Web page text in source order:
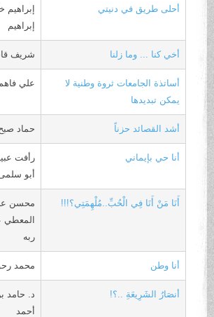
أحلى طريق في دنيتي
إبراهيم خليل
إبراهيم
أخي كنا ... وما زلنا شريف قاسم
أساتذة الجامعات ثروة وطنية لا
يمكن تبديدها
علي فاهم
أشد القصائد حزناً حماد صبح
أنا حي بإيماني
رأفت عبيد
أبو سلمى
أَنَا مَنْ أَنَا فِي الْحُبِّ..مُلْهِمَتِي؟!!!
محسن عبد
المعطي عبد
أنا وطن محمد رحو
أنصَارُ الشَرِيعَةِ ..؟!
د. حامد بن
أحمد